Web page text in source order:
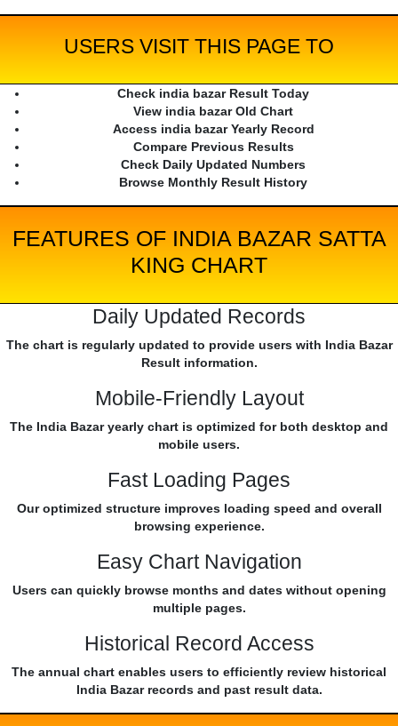
USERS VISIT THIS PAGE TO
Check india bazar Result Today
View india bazar Old Chart
Access india bazar Yearly Record
Compare Previous Results
Check Daily Updated Numbers
Browse Monthly Result History
FEATURES OF INDIA BAZAR SATTA
KING CHART
Daily Updated Records
The chart is regularly updated to provide users with India Bazar
Result information.
Mobile-Friendly Layout
The India Bazar yearly chart is optimized for both desktop and
mobile users.
Fast Loading Pages
Our optimized structure improves loading speed and overall
browsing experience.
Easy Chart Navigation
Users can quickly browse months and dates without opening
multiple pages.
Historical Record Access
The annual chart enables users to efficiently review historical
India Bazar records and past result data.